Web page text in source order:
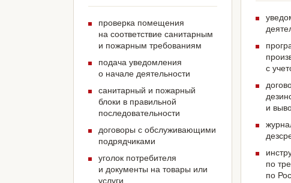
проверка помещения
на соответствие санитарным
и пожарным требованиям
подача уведомления
о начале деятельности
санитарный и пожарный
блоки в правильной
последовательности
договоры с обслуживающими
подрядчиками
уголок потребителя
и документы на товары или
услуги
с
и
по
по